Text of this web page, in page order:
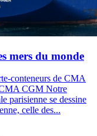
mers du monde
conteneurs de CMA
CGM Notre
parisienne se dessine
celle des...